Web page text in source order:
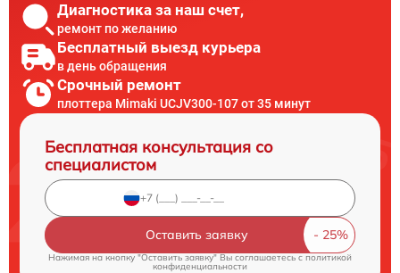
Диагностика за наш счет,
ремонт по желанию
Бесплатный выезд курьера
в день обращения
Срочный ремонт
плоттера Mimaki UCJV300-107 от 35 минут
Бесплатная консультация со
специалистом
Оставить заявку
Нажимая на кнопку "Оставить заявку" Вы соглашаетесь cполитикой
конфиденциальности